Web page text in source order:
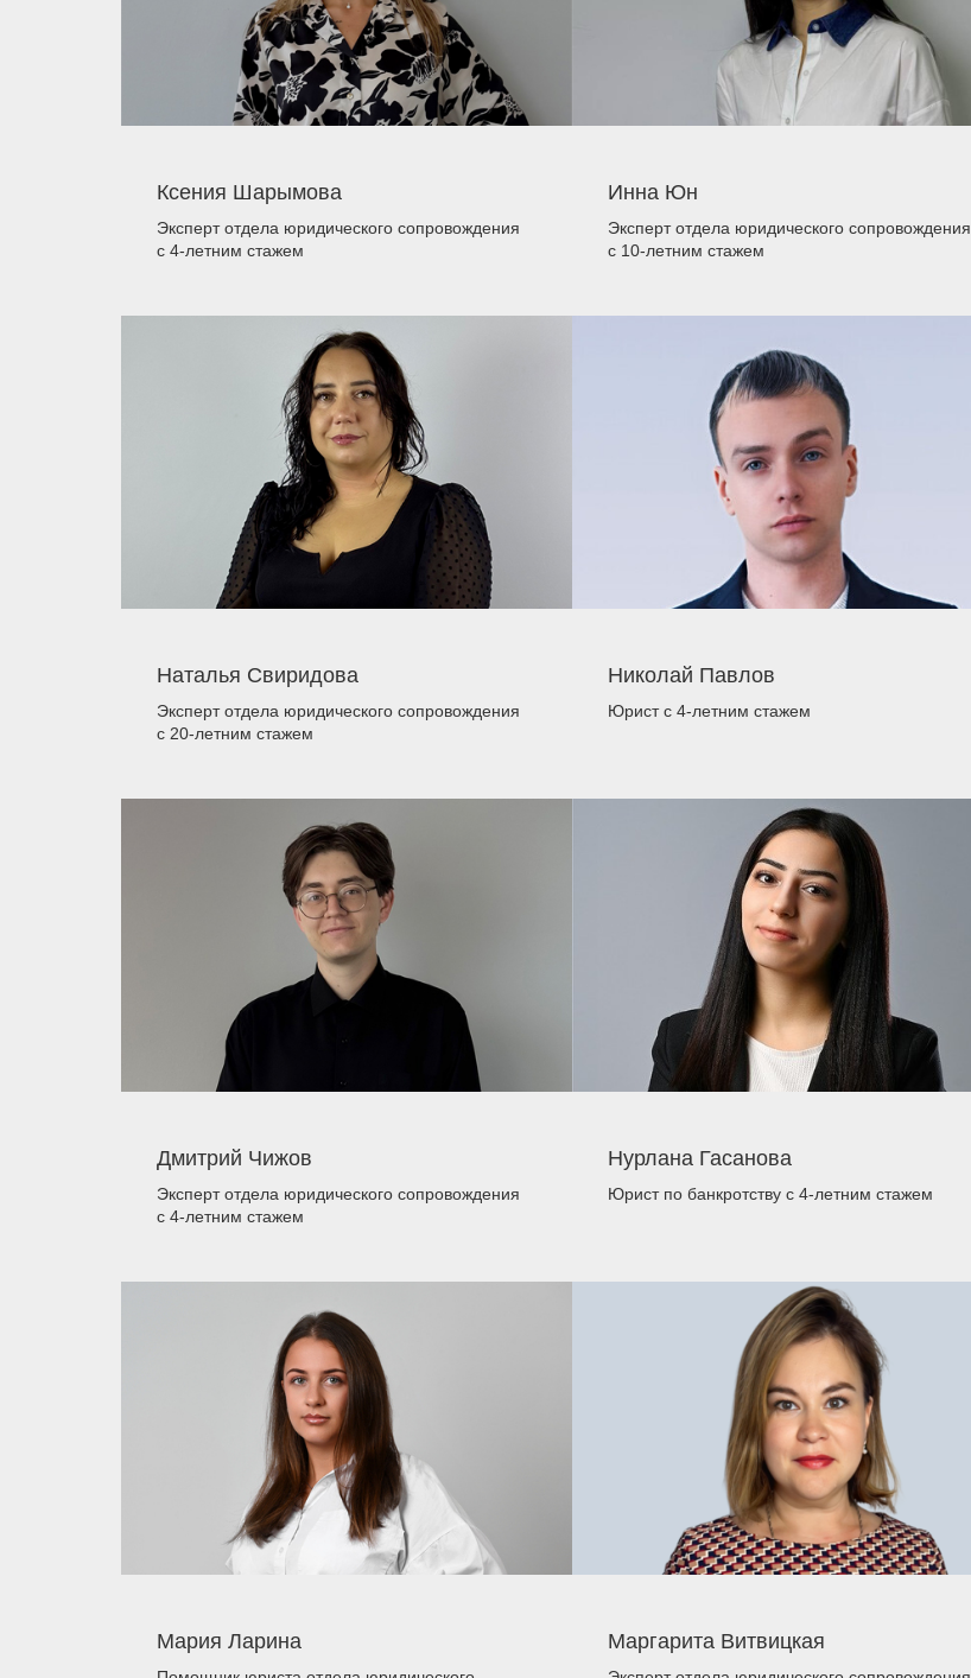
Ксения Шарымова
Эксперт отдела юридического сопровождения
с 4-летним стажем
Инна Юн
Эксперт отдела юридического сопровождения
с 10-летним стажем
Наталья Свиридова
Эксперт отдела юридического сопровождения
с 20-летним стажем
Николай Павлов
Юристс 4-летним стажем
Дмитрий Чижов
Эксперт отдела юридического сопровождения
с 4-летним стажем
Нурлана Гасанова
Юрист по банкротству с 4-летним стажем
Мария Ларина Маргарита Витвицкая